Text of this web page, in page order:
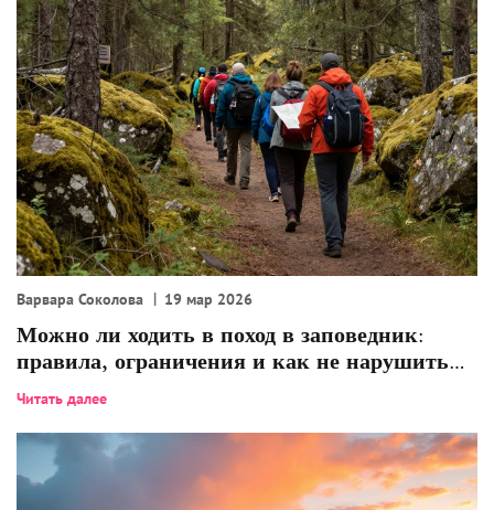
Варвара Соколова 19 мар 2026
Можно ли ходить в поход в заповедник:
правила, ограничения и как не нарушить
закон
Читать далее